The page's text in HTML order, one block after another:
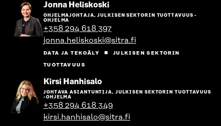
Jonna Heliskoski
henkilön
OHJELMAJOHTAJA, JULKISEN SEKTORIN TUOTTAVUUS -
OHJELMA
+358 294 618 397
jonna.heliskoski@sitra.fi
DATA JA TEKOÄLY
JULKISEN SEKTORIN
TUOTTAVUUS
Kirsi HanhisaloSiirry
henkilön
sivulle
JOHTAVA ASIANTUNTIJA, JULKISEN SEKTORIN TUOTTAVUUS
-OHJELMA
+358 294 618 349
kirsi.hanhisalo@sitra.fi